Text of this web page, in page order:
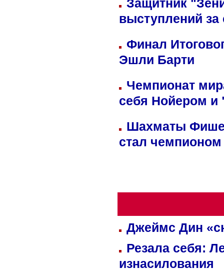
Защитник
выступлений
Финал
Эшли Барти
Чемпионат
себя Нойером и
Шахматы
стал
Джеймс Дин
Резала себя:
изнасилования